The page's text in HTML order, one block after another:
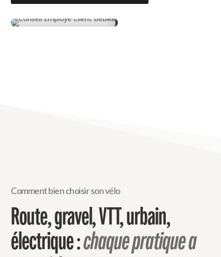
Comment bien choisir son vélo
Route, gravel, VTT, urbain,
électrique :chaque pratique a